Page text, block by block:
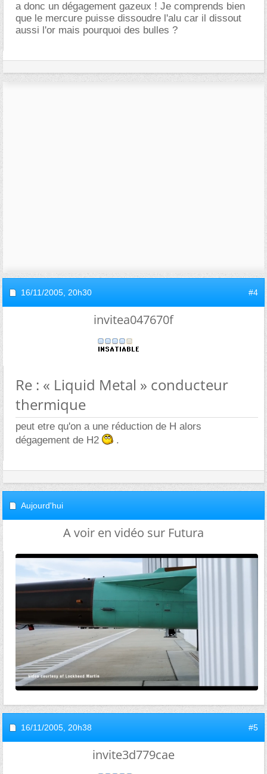
a donc un dégagement gazeux ! Je comprends bien
que le mercure puisse dissoudre l'alu car il dissout
aussi l'or mais pourquoi des bulles ?
16/11/2005, 20h30 #4
invitea047670f
Re : « Liquid Metal » conducteur
thermique
peut etre qu'on a une réduction de H alors
dégagement de H2
.
Aujourd'hui
A voir en vidéo sur Futura
16/11/2005, 20h38 #5
invite3d779cae